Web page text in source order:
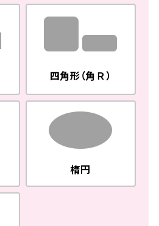
四角形（角Ｒ）
楕円